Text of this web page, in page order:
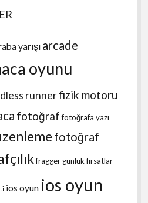
yarışı arcade
oyunu
runnerfizik motoru
fotoğraf fotoğrafa yazı
fotoğraf
fraggergünlük fırsatlar
ios oyun ios oyun